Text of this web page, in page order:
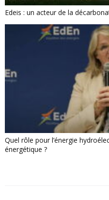
Edeis : un acteur de la
Quel rôle pour l’énergie
énergétique ?